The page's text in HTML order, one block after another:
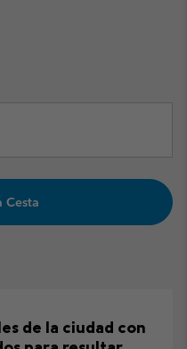
Cesta
de la ciudad con